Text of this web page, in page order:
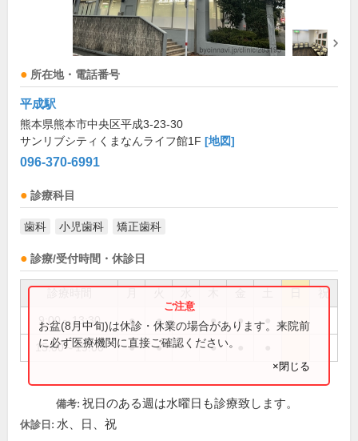
所在地・電話番号
平成駅
熊本県熊本市中央区平成3-23-30
サンリブシティくまなんライフ館1F [地図]
096-370-6991
診療科目
歯科 小児歯科 矯正歯科
診療/受付時間・休診日
祝
9:00～13:30 ● ● ● ●
15:00～19:00 ● ● ●
お盆(8月中旬)は休診・休業の場合があります。来院前
に必ず医療機関に直接ご確認ください。
×閉じる
備考: 祝日のある週は水曜日も診療致します。
休診日: 水、日、祝